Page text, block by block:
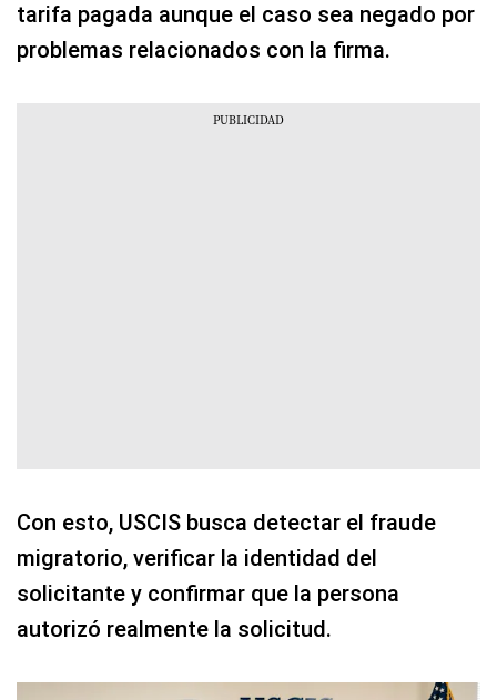
tarifa pagada aunque el caso sea negado por
problemas relacionados con la firma.
Con esto, USCIS busca detectar el fraude
migratorio, verificar la identidad del
solicitante y confirmar que la persona
autorizó realmente la solicitud.